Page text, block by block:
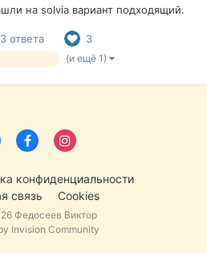
на solvia вариант подходящий.
квартиру, а вопросы
всего остального он не
3 ответа 3
(и ещё 1)
конфиденциальности
связь
Cookies
Федосеев Виктор
Invision Community